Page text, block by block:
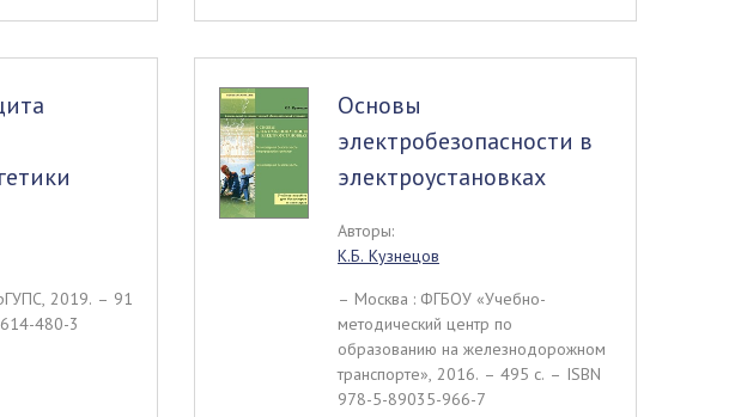
2019. – 91
480-3
Основы
электробезопасности в
электроустановках
Авторы:
К.Б. Кузнецов
– Москва : ФГБОУ «Учебно-
методический центр по
образованию на железнодорожном
транспорте», 2016. – 495 c. – ISBN
978-5-89035-966-7